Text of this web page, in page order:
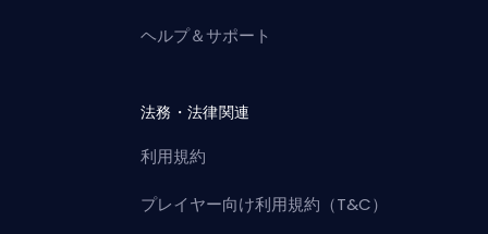
ヘルプ＆サポート
法務・法律関連
利用規約
プレイヤー向け利用規約（T&C）